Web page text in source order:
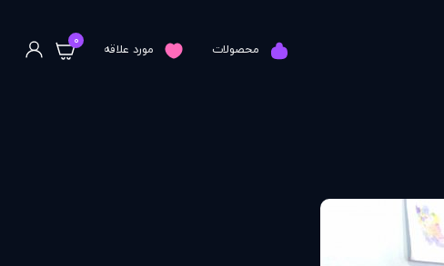
محصولات مورد علاقه 0